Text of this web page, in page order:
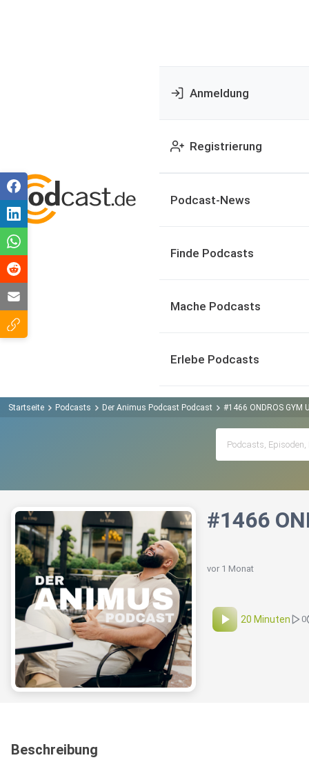
Anmeldung
Registrierung
Podcast-News
Finde Podcasts
Mache Podcasts
Erlebe Podcasts
Startseite Podcasts Der Animus Podcast Podcast #1466 ONDROS GYM
#1466
vor 1 Monat
20 Minuten 0
Beschreibung